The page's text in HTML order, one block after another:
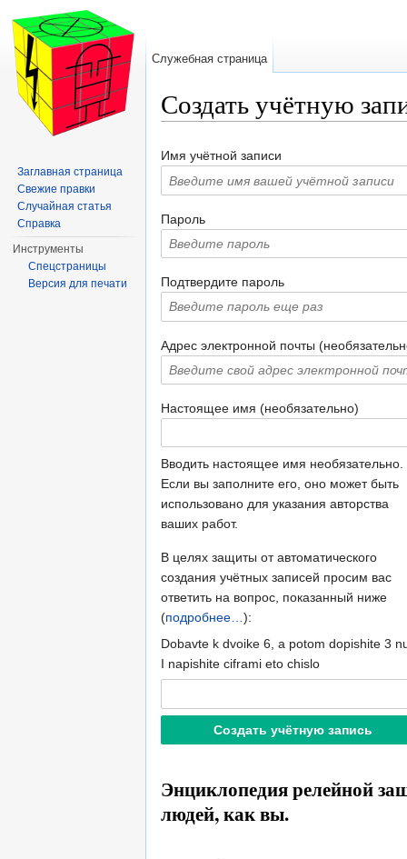
Создать учётную
Имя учётной записи
Пароль
Подтвердите пароль
Адрес электронной почты
Настоящее имя (необязательно)
Вводить настоящее имя необязательно.
Если вы заполните его, оно может быть
использовано для указания авторства
ваших работ.
В целях защиты от автоматического
создания учётных записей просим вас
ответить на вопрос, показанный ниже
(подробнее…):
Dobavte k dvoike 6, a potom dopishite 3
I napishite ciframi eto chislo
Энциклопедия релейной
людей, как вы.
Служебная страница
Заглавная страница
Свежие правки
Случайная статья
Справка
Инструменты
Спецстраницы
Версия для печати